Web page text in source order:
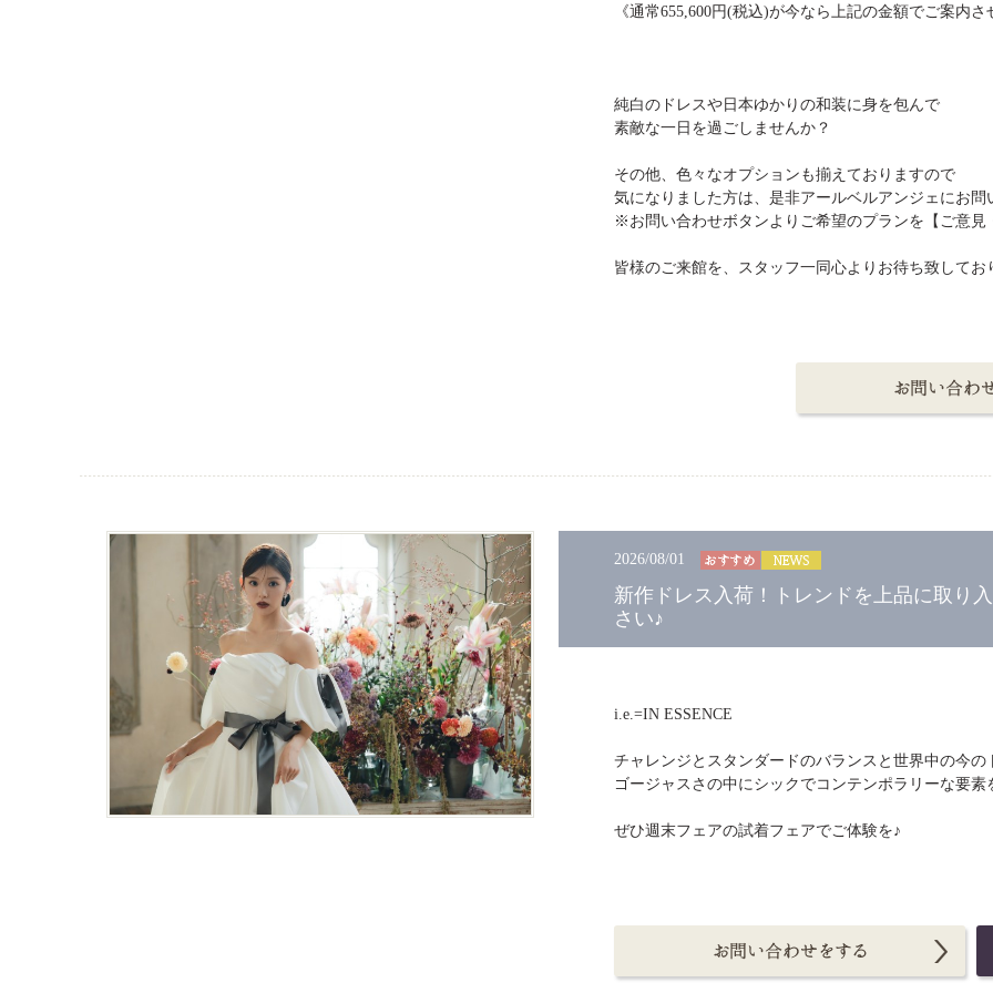
《通常655,600円(税込)が今なら上記の金額でご案内さ
純白のドレスや日本ゆかりの和装に身を包んで
素敵な一日を過ごしませんか？
その他、色々なオプションも揃えておりますので
気になりました方は、是非アールベルアンジェにお問
※お問い合わせボタンよりご希望のプランを【ご意
皆様のご来館を、スタッフ一同心よりお待ち致してお
2026/08/01
新作ドレス入荷！トレンドを上品に取り
さい♪
i.e.=IN ESSENCE
チャレンジとスタンダードのバランスと世界中の今
ゴージャスさの中にシックでコンテンポラリーな要素
ぜひ週末フェアの試着フェアでご体験を♪